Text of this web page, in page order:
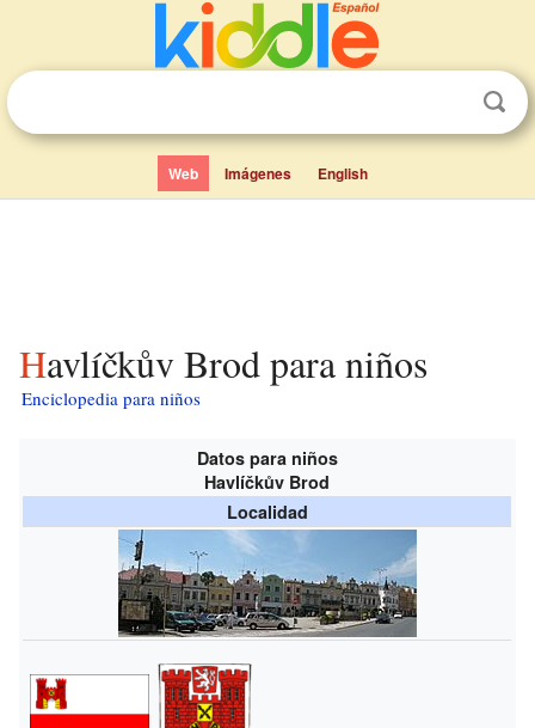
Web Imágenes English
Havlíčkův Brod para niños
Enciclopedia para niños
Datos para niños
Havlíčkův Brod
Localidad